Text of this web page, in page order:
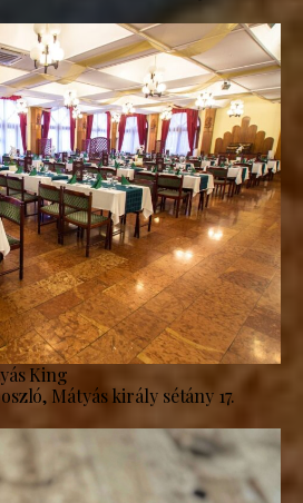
King
Mátyás király sétány 17.